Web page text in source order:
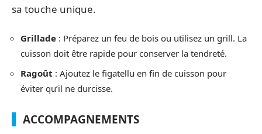
sa touche unique.
Grillade : Préparez un feu de bois ou utilisez un grill. La
cuisson doit être rapide pour conserver la tendreté.
Ragoût : Ajoutez le figatellu en fin de cuisson pour
éviter qu’il ne durcisse.
ACCOMPAGNEMENTS